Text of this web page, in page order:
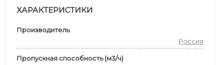
ХАРАКТЕРИСТИКИ
Производитель
Россия
Пропускная способность (м3/ч)